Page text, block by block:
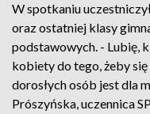
W spotkaniu
oraz ostatniej klasy
podstawowych. - Lubię,
kobiety do tego, żeby
dorosłych osób jest dla
Prószyńska, uczennica